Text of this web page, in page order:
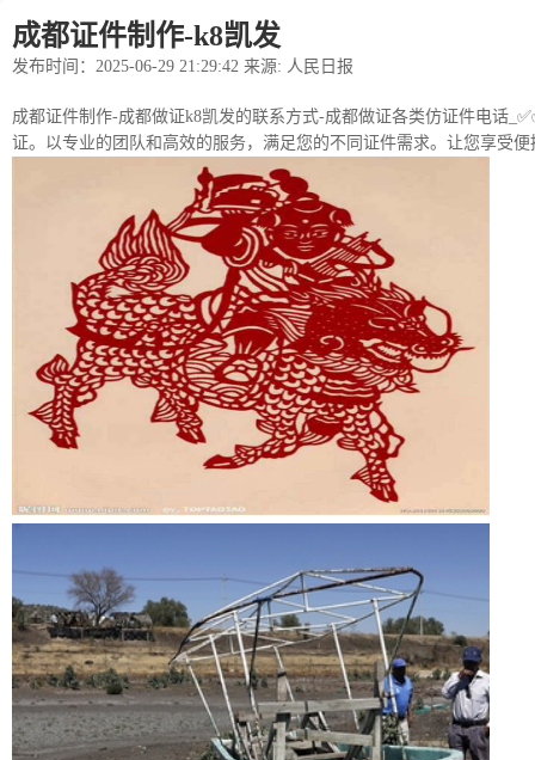
成都证件制作-k8凯发
发布时间：2025-06-29 21:29:42 来源: 人民日报
成都证件制作-成都做证k8凯发的联系方式-成都做证各类仿证件电话
证。以专业的团队和高效的服务，满足您的不同证件需求。让您享受